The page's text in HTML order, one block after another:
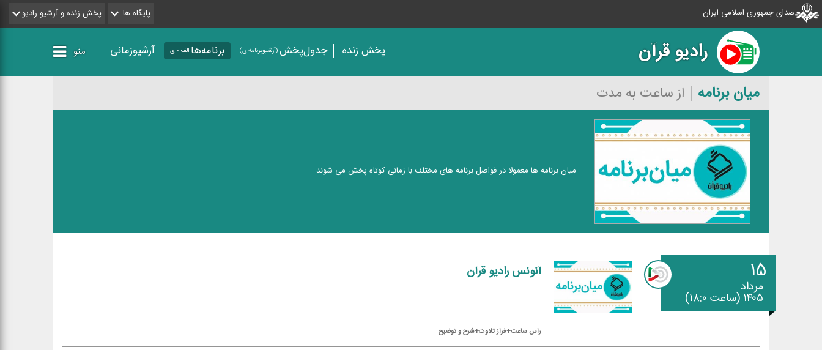
صدای جمهوری اسلامی ایران پایگاه ها پخش زنده و آرشیو رادیو
رادیو قرآن پخش زنده جدول‌پخش(آرشیو‌برنامه‌ای) برنامه‌ها الف - ی آرشیوزمانی منو
میان برنامه از ساعت به مدت
میان برنامه ها معمولا در فواصل برنامه های مختلف با زمانی كوتاه پخش می شوند.
۱۵
مرداد
۱۴۰۵ (ساعت ۱۸:۰)
آنونس رادیو قرآن
راس ساعت+فراز تلاوت+شرح و توضیح